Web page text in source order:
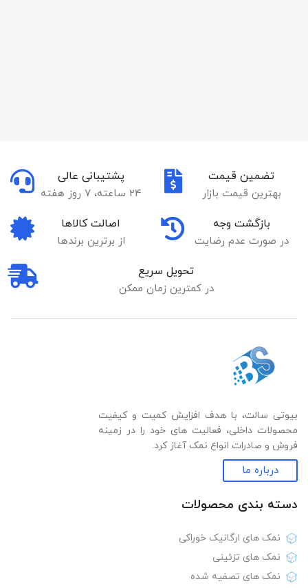
تضمین قیمت
بهترین قیمت بازار
پشتیبانی عالی
24 ساعته، 7 روز هفته
بازگشت وجه
در صورت عدم رضایت
اصالت کالاها
از برترین برندها
تحویل سریع
در کمترین زمان ممکن
بیوتی سالت، با هدف افزایش کمیت و کیفیت
محصولات داخلی، فعالیت های خود را در زمینه
فروش و صادرات انواع نمک آغاز کرد.
درباره ما
دسته بندی‌ محصولات
نمک های ارگانیک خوراکی
نمک های تزئینی
نمک های تصفیه شده